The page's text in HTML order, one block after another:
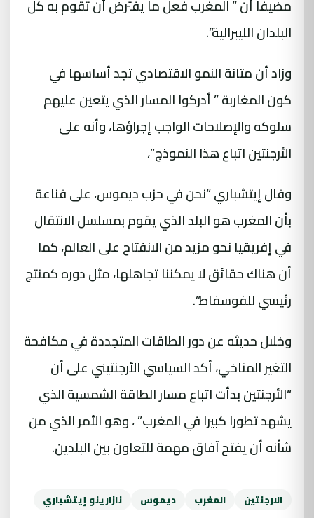
مضيفا أن ” المغرب فعل ما يفترض أن تقوم به كل
البلدان الليبرالية”.
وزاد أن متانة النمو الاقتصادي تجد أساسها في
كون المغاربة ” أدركوا المسار الذي يتعين عليهم
سلوكه والإصلاحات الواجب إجراؤها، وأنه على
الأرجنتين اتباع هذا النموذج”،
وقال إيتشباري “نحن في حزب ديموس، على قناعة
بأن المغرب هو البلد الذي يقوم بمسلسل الانتقال
في إفريقيا نحو مزيد من الانفتاح على العالم، كما
أن هناك حقائق لا يمكننا تجاهلها، مثل دوره كمنتج
رئيسي للفوسفاط”.
وخلال حديثه عن دور الطاقات المتجددة في مكافحة
التغير المناخي، أكد السياسي الأرجنتيني على أن
“الأرجنتين بدأت اتباع مسار الطاقة الشمسية الذي
يشهد تطورا كبيرا في المغرب” ، وهو الأمر الذي من
شأنه أن يفتح آفاق مهمة للتعاون بين البلدين.
الارجنتين المغرب ديموس نازارينو إيتشباري